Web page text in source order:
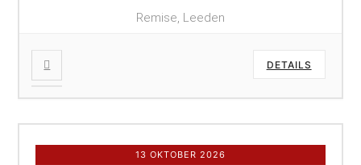
Remise, Leeden
DETAILS
13 OKTOBER 2026